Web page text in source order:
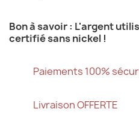
Bon à savoir : L'argent
certifié sans nickel !
Paiements 100%
Livraison OFFERTE